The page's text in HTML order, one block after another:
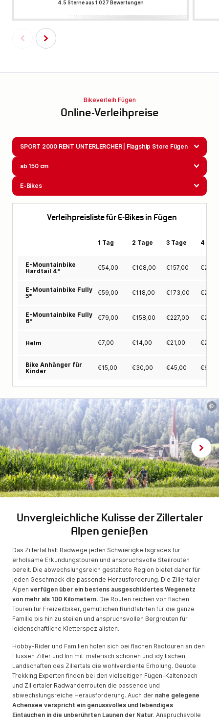
4.5 Sterne aus 1.027 Bewertungen
Bikeverleih Fügen
Online-Verleihpreise
SPORT 2000 RENT UNTERLERCHER | Flagship Store Fügen
ab 150 cm
E-Bikes
Verleihpreisliste für E-Bikes in Fügen
1 Tag 2 Tage 3 Tage 4
E-Mountainbike
Hardtail 4*
€54,00 €108,00 €157,00 €
E-Mountainbike Fully
5*
€59,00 €118,00 €173,00 €
E-Mountainbike Fully
6*
€79,00 €158,00 €227,00 €
Helm €7,00 €14,00 €21,00 €
Bike Anhänger für
Kinder
€15,00 €30,00 €45,00 €
©
Unvergleichliche Kulisse der Zillertaler
Alpen genießen
Das Zillertal hält Radwege jeden Schwierigkeitsgrades für
erholsame Erkundungstouren und anspruchsvolle Steilrouten
bereit. Die abwechslungsreich gestaltete Region bietet daher für
jeden Geschmack die passende Herausforderung. Die Zillertaler
Alpen verfügen über ein bestens ausgeschildertes Wegenetz
von mehr als 100 Kilometern. Die Routen reichen von flachen
Touren für Freizeitbiker, gemütlichen Rundfahrten für die ganze
Familie bis hin zu steilen und anspruchsvollen Bergrouten für
leidenschaftliche Kletterspezialisten.
Hobby-Rider und Familien holen sich bei flachen Radtouren an den
Flüssen Ziller und Inn mit malerisch schönen und idyllischen
Landschaften des Zillertals die wohlverdiente Erholung. Geübte
Trekking Experten finden bei den vielseitigen Fügen-Kaltenbach
und Zillertaler Radwanderrouten die passende und
abwechslungsreiche Herausforderung. Auch der nahe gelegene
Achensee verspricht ein genussvolles und lebendiges
Eintauchen in die unberührten Launen der Natur. Anspruchsvolle